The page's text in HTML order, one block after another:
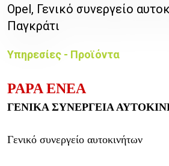
Opel, Γενικό συνεργείο
Παγκράτι
Υπηρεσίες - Προϊόντα
PAPA ENEA
ΓΕΝΙΚΑ ΣΥΝΕΡΓΕΙΑ
Γενικό συνεργείο αυτοκινήτων